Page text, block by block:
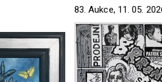
83. Aukce, 11. 05.